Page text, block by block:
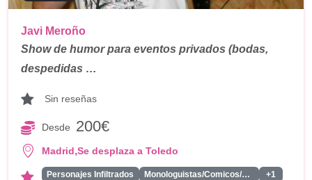
Javi Meroño
Show de humor para eventos privados (bodas,
despedidas …
Sin reseñas
Desde 200€
Madrid,Se desplaza a Toledo
Personajes Infiltrados Monologuistas/Comicos/Humoristas +1